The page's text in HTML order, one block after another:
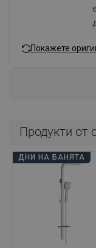
Покажете
Продукти от
ДНИ НА БАНЯТА